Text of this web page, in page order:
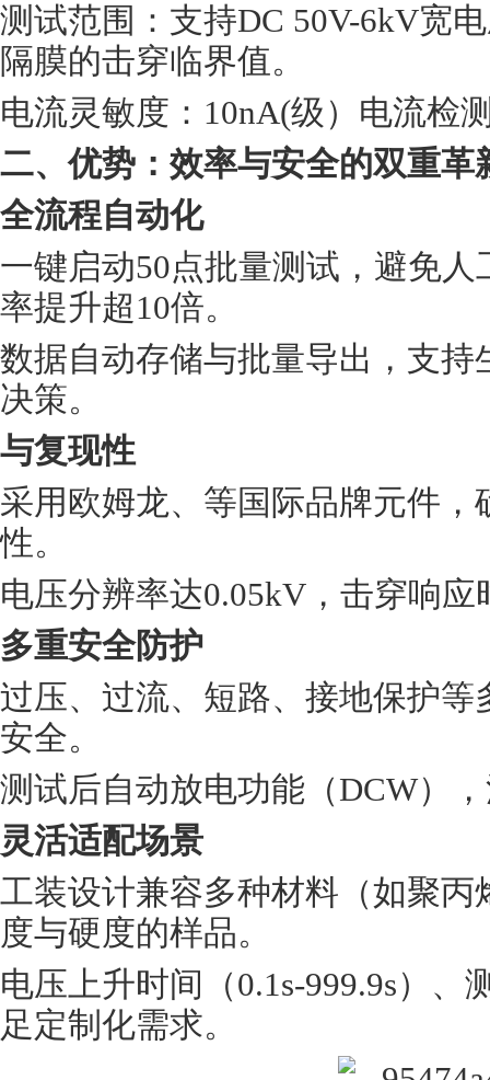
测试范围 ：支持DC 50V-6kV宽
隔膜的击穿临界值。
电流灵敏度 ： 10nA(级）电流检
二、优势：效率与安全的双重革
全流程自动化
一键启动50点批量测试，避免
率提升超10倍。
数据自动存储与批量导出，支
决策。
与复现性
采用欧姆龙、 等国际品牌元件，
性。
电压分辨率达0.05kV，击穿响应
多重安全防护
过压、过流、短路、接地保护
安全。
测试后自动放电功能（DCW）
灵活适配场景
工装设计兼容多种材料（如聚
度与硬度的样品。
电压上升时间（0.1s-999.9s）、
足定制化需求。